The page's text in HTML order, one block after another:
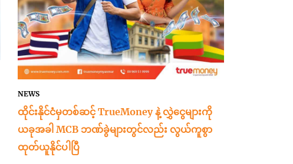
NEWS
ထိုင်းနိုင်ငံမှတစ်ဆင့် TrueMoney နဲ့ လွှဲငွေများကို
ယခုအခါ MCB ဘဏ်ခွဲများတွင်လည်း လွယ်ကူစွာ
ထုတ်ယူနိုင်ပါပြီ